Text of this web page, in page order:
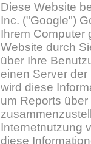
Diese Website
Inc. ("Google")
Ihrem Computer
Website durch
über Ihre
einen Server
wird diese
um Reports
Internetnutzung
diese